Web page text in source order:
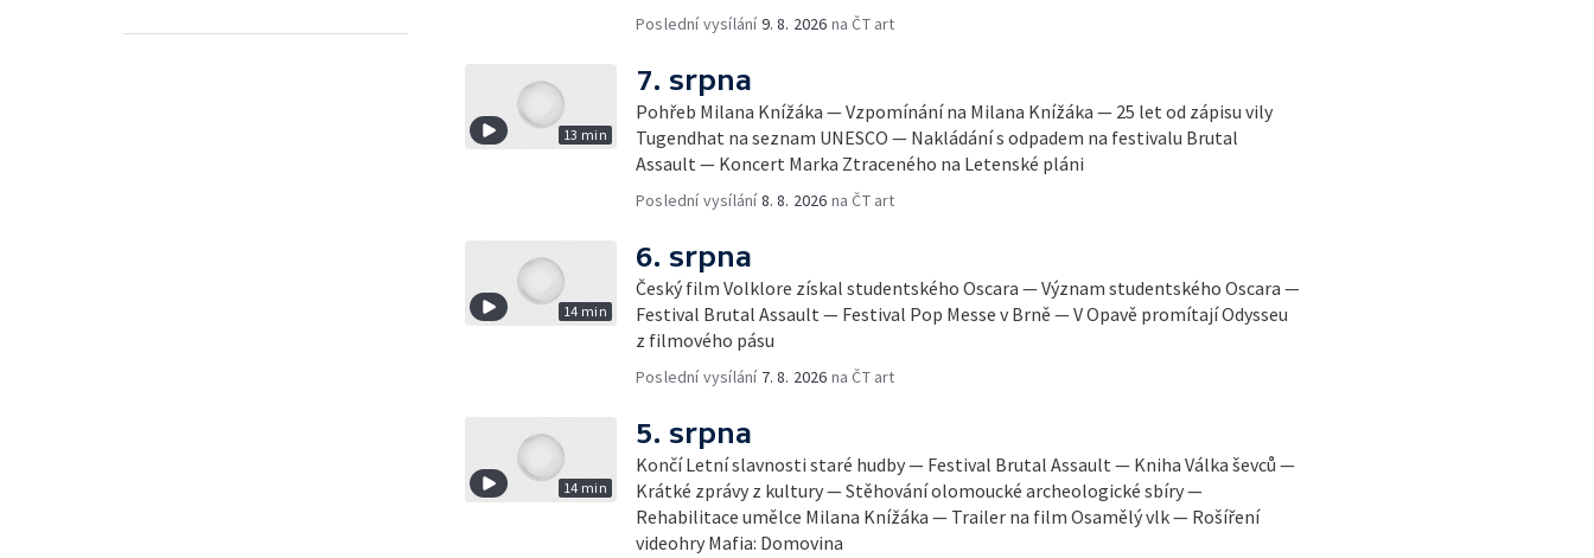
Poslední vysílání9. 8. 2026 na ČT art
13 min
7. srpna
Pohřeb Milana Knížáka — Vzpomínání na Milana Knížáka — 25 let od zápisu vily
Tugendhat na seznam UNESCO — Nakládání s odpadem na festivalu Brutal
Assault — Koncert Marka Ztraceného na Letenské pláni
Poslední vysílání8. 8. 2026 na ČT art
14 min
6. srpna
Český film Volklore získal studentského Oscara — Význam studentského Oscara —
Festival Brutal Assault — Festival Pop Messe v Brně — V Opavě promítají Odysseu
z filmového pásu
Poslední vysílání 7. 8. 2026 na ČT art
14 min
5. srpna
Končí Letní slavnosti staré hudby — Festival Brutal Assault — Kniha Válka ševců —
Krátké zprávy z kultury — Stěhování olomoucké archeologické sbíry —
Rehabilitace umělce Milana Knížáka — Trailer na film Osamělý vlk — Rošíření
videohry Mafia: Domovina